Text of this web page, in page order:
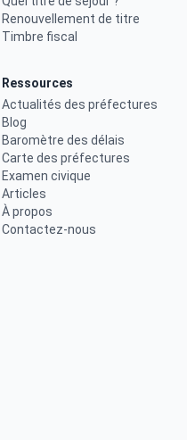
Renouvellement de titre
Timbre fiscal
Ressources
Actualités des préfectures
Blog
Baromètre des délais
Carte des préfectures
Examen civique
Articles
À propos
Contactez-nous